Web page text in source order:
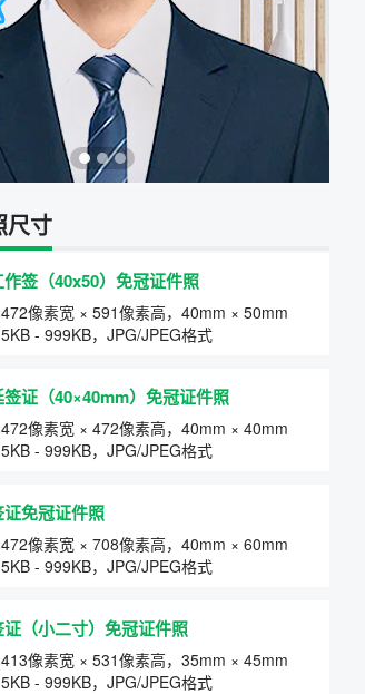
尺寸
作签（40x50）免冠证件照
472像素宽 × 591像素高，40mm × 50mm
5KB - 999KB，JPG/JPEG格式
签证（40×40mm）免冠证件照
472像素宽 × 472像素高，40mm × 40mm
5KB - 999KB，JPG/JPEG格式
免冠证件照
472像素宽 × 708像素高，40mm × 60mm
5KB - 999KB，JPG/JPEG格式
（小二寸）免冠证件照
413像素宽 × 531像素高，35mm × 45mm
5KB - 999KB，JPG/JPEG格式